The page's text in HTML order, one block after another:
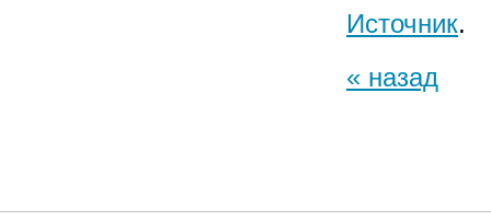
Источник.
« назад